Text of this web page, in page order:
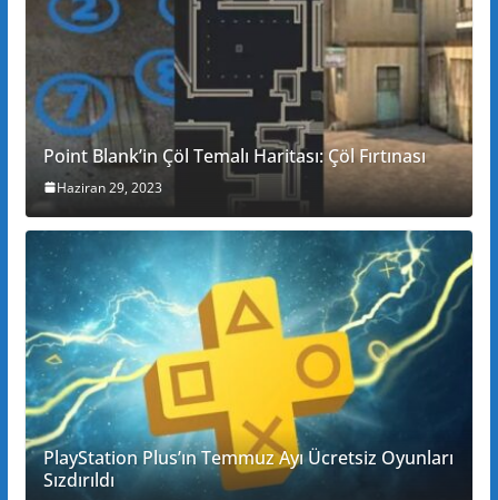
Point Blank’in Çöl Temalı Haritası: Çöl Fırtınası
Haziran 29, 2023
PlayStation Plus’ın Temmuz Ayı Ücretsiz Oyunları
Sızdırıldı